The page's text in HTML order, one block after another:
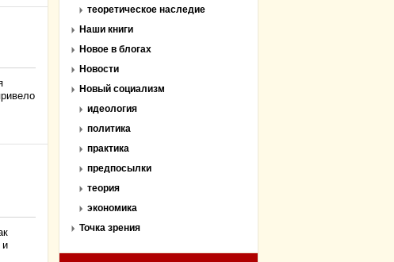
и
теоретическое наследие
Наши книги
Новое в блогах
Новости
Новый социализм
идеология
политика
практика
предпосылки
теория
экономика
Точка зрения